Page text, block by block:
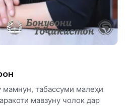
мамнун, табассуми малеҳи
мавзуну чолок дар